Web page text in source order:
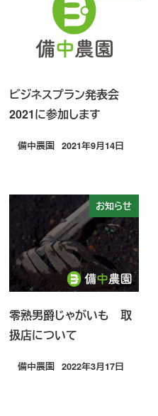
ビジネスプラン発表会
2021に参加します
備中農園
投稿日
2021年9月14日
お知らせ
零熟男爵じゃがいも 取
扱店について
備中農園
投稿日
2022年3月17日